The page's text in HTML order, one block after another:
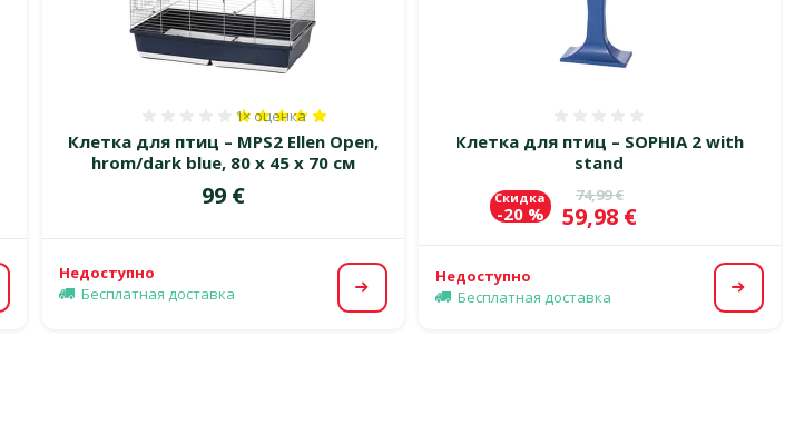
Клетка для птиц – MPS2 Ellen Open,
hrom/dark blue, 80 x 45 x 70 см
Оценка 100%, количество оценок: 1
1× оценка
Цена
99 €
Недоступно
Бесплатная доставка
Посмотреть
Клетка для птиц – SOPHIA 2 with
stand
Исходная цена
74,99 €
Цена
59,98 €
Скидка
-20 %
Недоступно
Бесплатная доставка